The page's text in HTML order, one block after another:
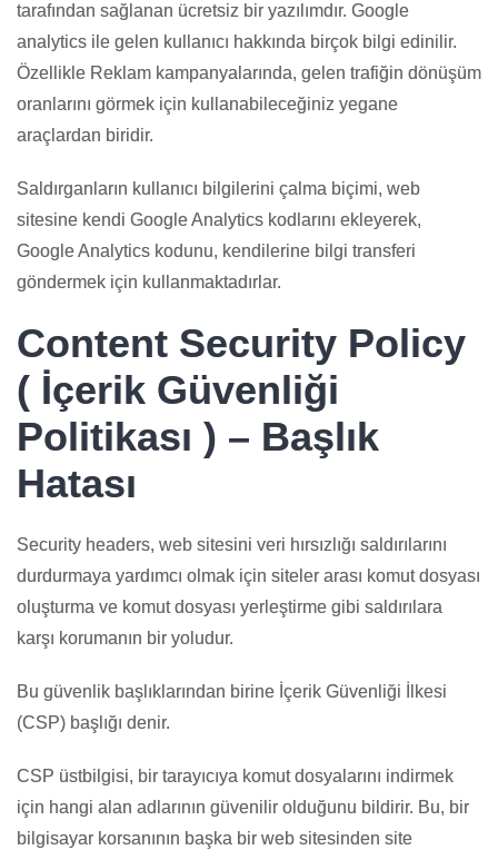
tarafından sağlanan ücretsiz bir yazılımdır. Google
analytics ile gelen kullanıcı hakkında birçok bilgi edinilir.
Özellikle Reklam kampanyalarında, gelen trafiğin dönüşüm
oranlarını görmek için kullanabileceğiniz yegane
araçlardan biridir.
Saldırganların kullanıcı bilgilerini çalma biçimi, web
sitesine kendi Google Analytics kodlarını ekleyerek,
Google Analytics kodunu, kendilerine bilgi transferi
göndermek için kullanmaktadırlar.
Content Security Policy
( İçerik Güvenliği
Politikası ) – Başlık
Hatası
Security headers, web sitesini veri hırsızlığı saldırılarını
durdurmaya yardımcı olmak için siteler arası komut dosyası
oluşturma ve komut dosyası yerleştirme gibi saldırılara
karşı korumanın bir yoludur.
Bu güvenlik başlıklarından birine İçerik Güvenliği İlkesi
(CSP) başlığı denir.
CSP üstbilgisi, bir tarayıcıya komut dosyalarını indirmek
için hangi alan adlarının güvenilir olduğunu bildirir. Bu, bir
bilgisayar korsanının başka bir web sitesinden site